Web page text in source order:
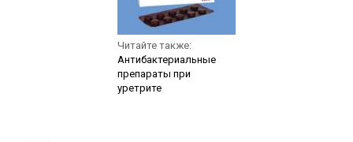
Читайте также:
Антибактериальные
препараты при
уретрите